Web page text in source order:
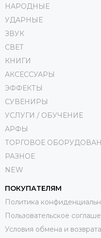
НАРОДНЫЕ
УДАРНЫЕ
ЗВУК
СВЕТ
КНИГИ
АКСЕССУАРЫ
ЭФФЕКТЫ
СУВЕНИРЫ
УСЛУГИ / ОБУЧЕНИЕ
АРФЫ
ТОРГОВОЕ
РАЗНОЕ
NEW
ПОКУПАТЕЛЯМ
Политика
Пользовательское
Условия обмена и возврата